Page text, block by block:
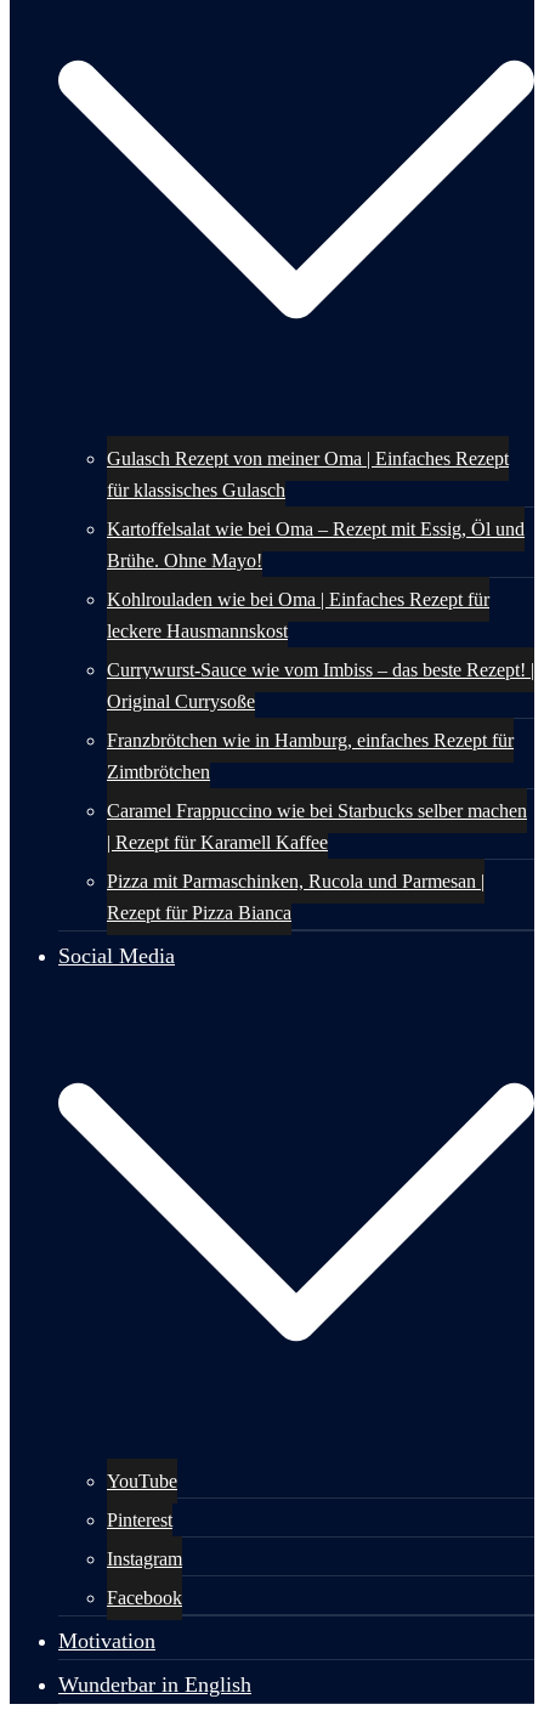
Gulasch Rezept von meiner Oma | Einfaches Rezept
für klassisches Gulasch
Kartoffelsalat wie bei Oma – Rezept mit Essig, Öl und
Brühe. Ohne Mayo!
Kohlrouladen wie bei Oma | Einfaches Rezept für
leckere Hausmannskost
Currywurst-Sauce wie vom Imbiss – das beste Rezept! |
Original Currysoße
Franzbrötchen wie in Hamburg, einfaches Rezept für
Zimtbrötchen
Caramel Frappuccino wie bei Starbucks selber machen
| Rezept für Karamell Kaffee
Pizza mit Parmaschinken, Rucola und Parmesan |
Rezept für Pizza Bianca
Social Media
YouTube
Pinterest
Instagram
Facebook
Motivation
Wunderbar in English